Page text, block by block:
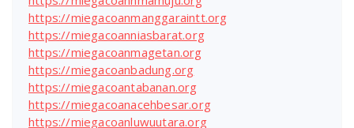
https://miegacoanmanggaraintt.org
https://miegacoanniasbarat.org
https://miegacoanmagetan.org
https://miegacoanbadung.org
https://miegacoantabanan.org
https://miegacoanacehbesar.org
https://miegacoanluwuutara.org